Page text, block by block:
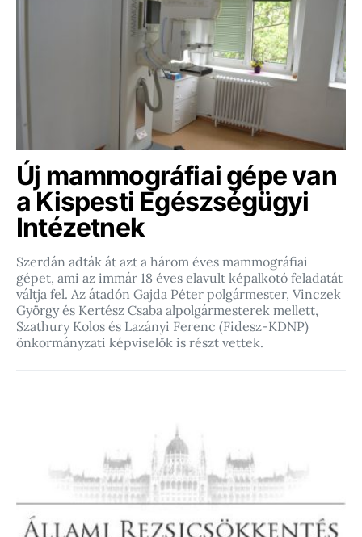
Új mammográfiai gépe van
a Kispesti Egészségügyi
Intézetnek
Szerdán adták át azt a három éves mammográfiai
gépet, ami az immár 18 éves elavult képalkotó feladatát
váltja fel. Az átadón Gajda Péter polgármester, Vinczek
György és Kertész Csaba alpolgármesterek mellett,
Szathury Kolos és Lazányi Ferenc (Fidesz-KDNP)
önkormányzati képviselők is részt vettek.